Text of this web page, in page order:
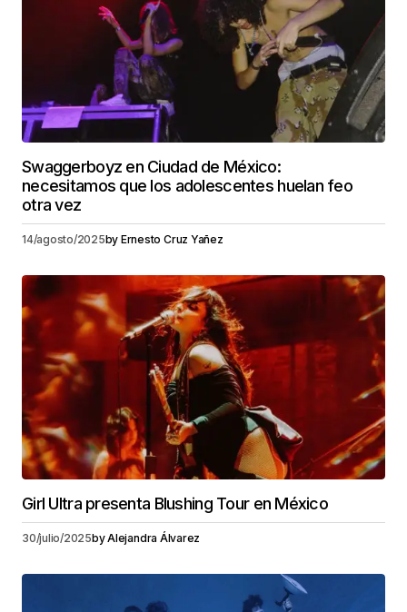
Swaggerboyz en Ciudad de México:
necesitamos que los adolescentes huelan feo
otra vez
14/agosto/2025by Ernesto Cruz Yañez
Girl Ultra presenta Blushing Tour en México
30/julio/2025byAlejandra Álvarez